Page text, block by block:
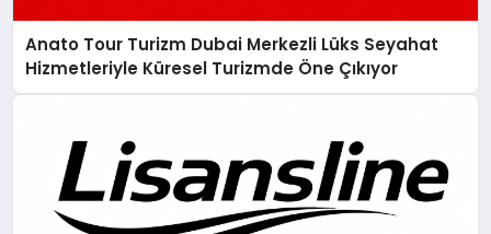
Anato Tour Turizm Dubai Merkezli Lüks Seyahat
Hizmetleriyle Küresel Turizmde Öne Çıkıyor